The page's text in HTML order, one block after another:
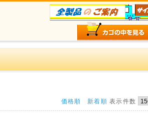
価格順 新着順 表示件数